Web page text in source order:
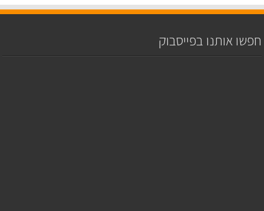
חפשו אותנו בפייסבוק